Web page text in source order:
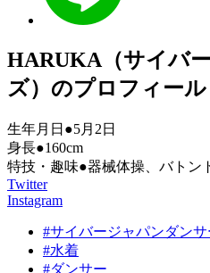
HARUKA（サイバ
ズ）のプロフィール
生年月日●5月2日
身長●160cm
特技・趣味●器械体操、バトン
Twitter
Instagram
#サイバージャパンダン
#水着
#ダンサー